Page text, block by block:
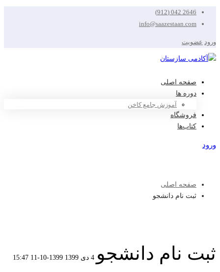
2646 042 (912)
info@saazestaan.com
ورود عضویت
صفحه اصلی
دوره ها
آموزش جامع کاخن
فروشگاه
کتاب‌ها
ورود
صفحه اصلی
ثبت نام دانشجو
ثبت نام دانشجو 4 دی 1399 1399-10-11 15:47